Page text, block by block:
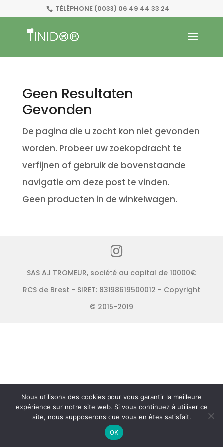
TÉLÉPHONE (0033) 06 49 44 33 24
Geen Resultaten
Gevonden
De pagina die u zocht kon niet gevonden
worden. Probeer uw zoekopdracht te
verfijnen of gebruik de bovenstaande
navigatie om deze post te vinden.
Geen producten in de winkelwagen.
SAS AJ TROMEUR, société au capital de 10000€
RCS de Brest - SIRET: 83198619500012 - Copyright
© 2015-2019
Nous utilisons des cookies pour vous garantir la meilleure
expérience sur notre site web. Si vous continuez à utiliser ce
site, nous supposerons que vous en êtes satisfait.
OK